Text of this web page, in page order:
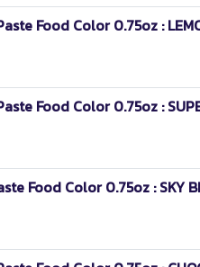
Food Color 0.75oz :
Food Color 0.75oz :
Food Color 0.75oz : SKY